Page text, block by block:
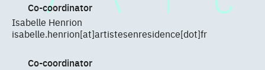
Co-coordinator
Isabelle Henrion
isabelle.henrion[at]artistesenresidence[dot]fr
Co-coordinator